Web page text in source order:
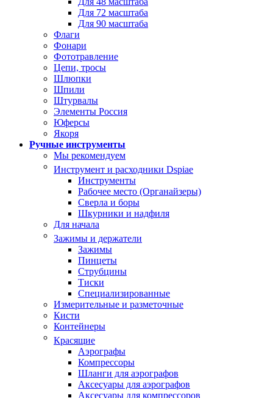
Для 72 масштаба
Для 90 масштаба
Флаги
Фонари
Фототравление
Цепи, тросы
Шлюпки
Шпили
Штурвалы
Элементы Россия
Юферсы
Якоря
Ручные инструменты
Мы рекомендуем
Инструмент и расходники Dspiae
Инструменты
Рабочее место (Органайзеры)
Сверла и боры
Шкурники и надфиля
Для начала
Зажимы и держатели
Зажимы
Пинцеты
Струбцины
Тиски
Специализированные
Измерительные и разметочные
Кисти
Контейнеры
Красящие
Аэрографы
Компрессоры
Шланги для аэрографов
Аксесуары для аэрографов
Аксесуары для компрессоров